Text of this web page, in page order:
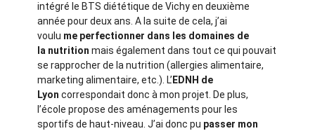
intégré le BTS diététique de Vichy en deuxième
année pour deux ans. A la suite de cela, j’ai
voulu me perfectionner dans les domaines de
la nutrition mais également dans tout ce qui pouvait
se rapprocher de la nutrition (allergies alimentaire,
marketing alimentaire, etc.). L’ EDNH de
Lyon correspondait donc à mon projet. De plus,
l’école propose des aménagements pour les
sportifs de haut-niveau. J’ai donc pu passer mon